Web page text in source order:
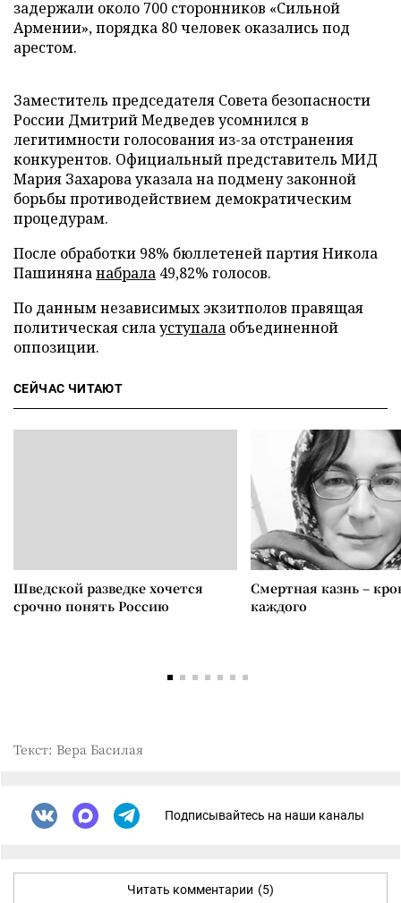
задержали около 700 сторонников «Сильной
Армении», порядка 80 человек оказались под
арестом.
Заместитель председателя Совета безопасности
России Дмитрий Медведев усомнился в
легитимности голосования из-за отстранения
конкурентов. Официальный представитель МИД
Мария Захарова указала на подмену законной
борьбы противодействием демократическим
процедурам.
После обработки 98% бюллетеней партия Никола
Пашинянанабрала 49,82% голосов.
По данным независимых экзитполов правящая
политическая силауступала объединенной
оппозиции.
СЕЙЧАС ЧИТАЮТ
Шведской разведке хочется
срочно понять Россию
Смертная казнь –
каждого
Текст: Вера Басилая
Подписывайтесь на наши каналы
Читать комментарии (5)